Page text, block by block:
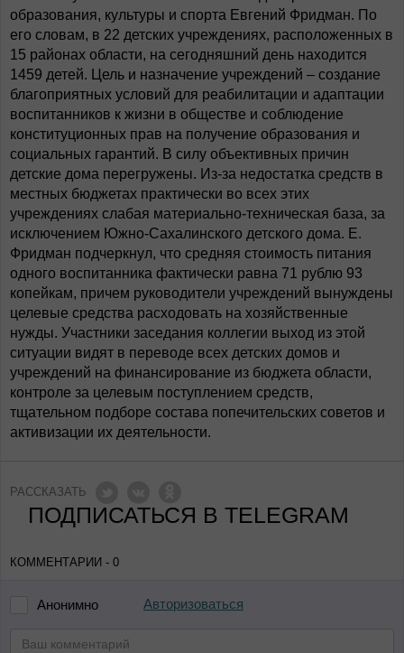
образования, культуры и спорта Евгений Фридман. По
его словам, в 22 детских учреждениях, расположенных в
15 районах области, на сегодняшний день находится
1459 детей. Цель и назначение учреждений – создание
благоприятных условий для реабилитации и адаптации
воспитанников к жизни в обществе и соблюдение
конституционных прав на получение образования и
социальных гарантий. В силу объективных причин
детские дома перегружены. Из-за недостатка средств в
местных бюджетах практически во всех этих
учреждениях слабая материально-техническая база, за
исключением Южно-Сахалинского детского дома. Е.
Фридман подчеркнул, что средняя стоимость питания
одного воспитанника фактически равна 71 рублю 93
копейкам, причем руководители учреждений вынуждены
целевые средства расходовать на хозяйственные
нужды. Участники заседания коллегии выход из этой
ситуации видят в переводе всех детских домов и
учреждений на финансирование из бюджета области,
контроле за целевым поступлением средств,
тщательном подборе состава попечительских советов и
активизации их деятельности.
РАССКАЗАТЬ
ПОДПИСАТЬСЯ В TELEGRAM
КОММЕНТАРИИ - 0
Анонимно Авторизоваться